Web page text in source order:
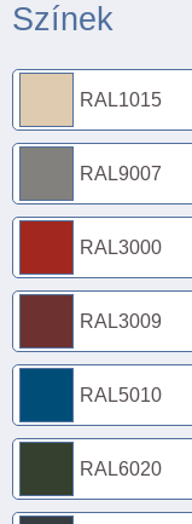
Színek
RAL1015
RAL9007
RAL3000
RAL3009
RAL5010
RAL6020